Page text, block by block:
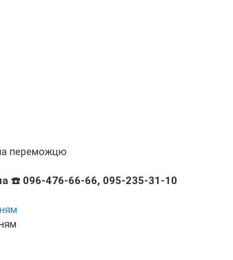
переможцю
☎️ 096-476-66-66, 095-235-31-10